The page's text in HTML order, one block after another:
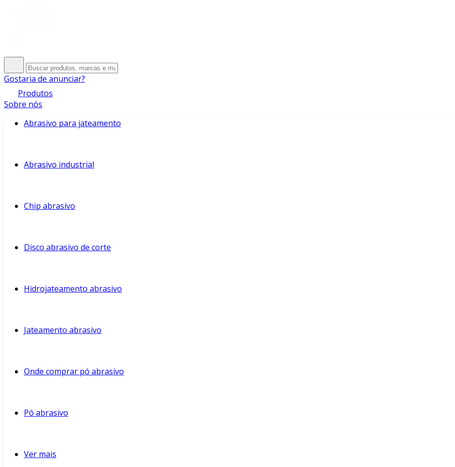
Gostaria de anunciar?
Produtos
Sobre nós
Abrasivo para jateamento
Abrasivo industrial
Chip abrasivo
Disco abrasivo de corte
Hidrojateamento abrasivo
Jateamento abrasivo
Onde comprar pó abrasivo
Pó abrasivo
Ver mais